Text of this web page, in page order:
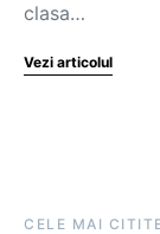
clasa…
Vezi articolul
CELE MAI